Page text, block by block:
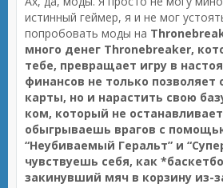
истинный геймер, я и не мог
попробовать моды на
много денег Thronebreaker,
тебе, превращает игру в
финансов не только позволяет
карты, но и нарастить свою
ком, который не
обыгрываешь врагов с
“Неубиваемый Геральт” и
чувствуешь себя, как
закинувший мяч в корзину из-